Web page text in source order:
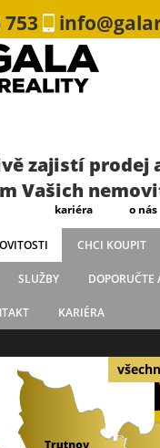
753
zajistí prodej
Vašich
kariéra o nás
CHCI KOUPIT
SLUŽBY DOPORUČTE
KARIÉRA